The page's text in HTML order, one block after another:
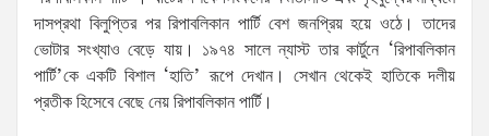
দাসপ্রথা বিলুপ্তির পর রিপাবলিকান পার্টি বেশ জনপ্রিয় হয়ে ওঠে। তাদের
ভোটার সংখ্যাও বেড়ে যায়। ১৯৭৪ সালে ন্যাস্ট তার কার্টুনে ‘রিপাবলিকান
পার্টি’কে একটি বিশাল ‘হাতি’ রূপে দেখান। সেখান থেকেই হাতিকে দলীয়
প্রতীক হিসেবে বেছে নেয় রিপাবলিকান পার্টি।